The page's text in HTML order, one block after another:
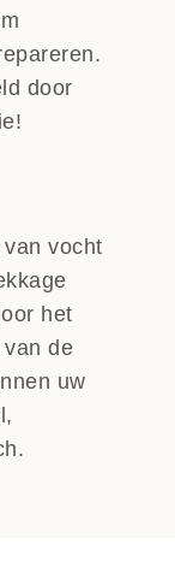
door
vocht
het
de
uw